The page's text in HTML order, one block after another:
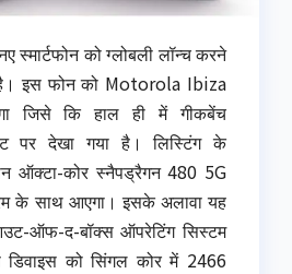
स्मार्टफोन को ग्लोबली लॉन्च करने
है। इस फोन को Motorola Ibiza
जिसे कि हाल ही में गीकबेंच
पर देखा गया है। लिस्टिंग के
ऑक्टा-कोर स्नैपड्रैगन 480 5G
के साथ आएगा। इसके अलावा यह
ऑफ-द-बॉक्स ऑपरेटिंग सिस्टम
को सिंगल कोर में 2466